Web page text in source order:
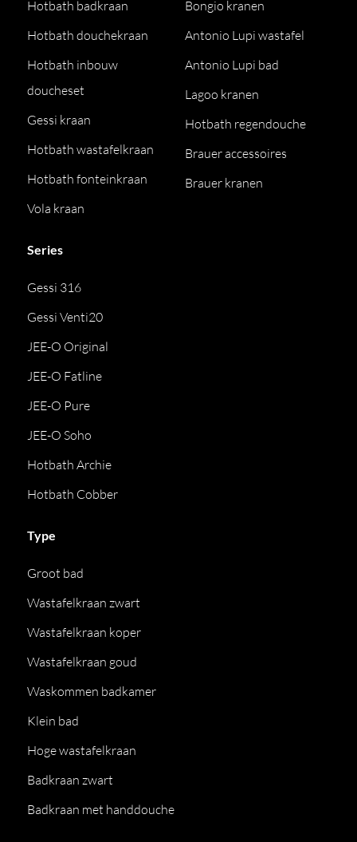
Hotbath badkraan
Hotbath douchekraan
Hotbath inbouw
doucheset
Gessi kraan
Hotbath wastafelkraan
Hotbath fonteinkraan
Vola kraan
Bongio kranen
Antonio Lupi wastafel
Antonio Lupi bad
Lagoo kranen
Hotbath regendouche
Brauer accessoires
Brauer kranen
Series
Gessi 316
Gessi Venti20
JEE-O Original
JEE-O Fatline
JEE-O Pure
JEE-O Soho
Hotbath Archie
Hotbath Cobber
Type
Groot bad
Wastafelkraan zwart
Wastafelkraan koper
Wastafelkraan goud
Waskommen badkamer
Klein bad
Hoge wastafelkraan
Badkraan zwart
Badkraan met handdouche